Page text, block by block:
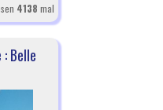
4138 mal
Belle